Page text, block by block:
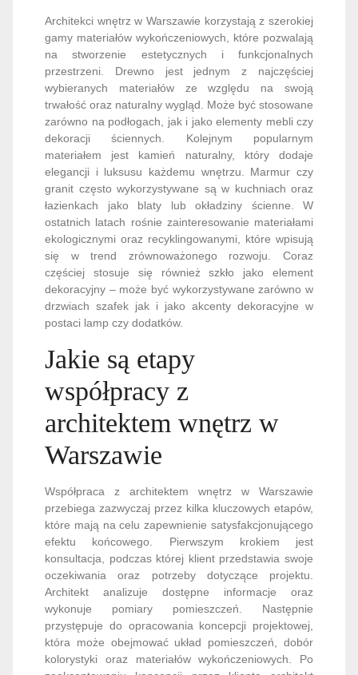
Architekci wnętrz w Warszawie korzystają z szerokiej
gamy materiałów wykończeniowych, które pozwalają
na stworzenie estetycznych i funkcjonalnych
przestrzeni. Drewno jest jednym z najczęściej
wybieranych materiałów ze względu na swoją
trwałość oraz naturalny wygląd. Może być stosowane
zarówno na podłogach, jak i jako elementy mebli czy
dekoracji ściennych. Kolejnym popularnym
materiałem jest kamień naturalny, który dodaje
elegancji i luksusu każdemu wnętrzu. Marmur czy
granit często wykorzystywane są w kuchniach oraz
łazienkach jako blaty lub okładziny ścienne. W
ostatnich latach rośnie zainteresowanie materiałami
ekologicznymi oraz recyklingowanymi, które wpisują
się w trend zrównoważonego rozwoju. Coraz
częściej stosuje się również szkło jako element
dekoracyjny – może być wykorzystywane zarówno w
drzwiach szafek jak i jako akcenty dekoracyjne w
postaci lamp czy dodatków.
Jakie są etapy
współpracy z
architektem wnętrz w
Warszawie
Współpraca z architektem wnętrz w Warszawie
przebiega zazwyczaj przez kilka kluczowych etapów,
które mają na celu zapewnienie satysfakcjonującego
efektu końcowego. Pierwszym krokiem jest
konsultacja, podczas której klient przedstawia swoje
oczekiwania oraz potrzeby dotyczące projektu.
Architekt analizuje dostępne informacje oraz
wykonuje pomiary pomieszczeń. Następnie
przystępuje do opracowania koncepcji projektowej,
która może obejmować układ pomieszczeń, dobór
kolorystyki oraz materiałów wykończeniowych. Po